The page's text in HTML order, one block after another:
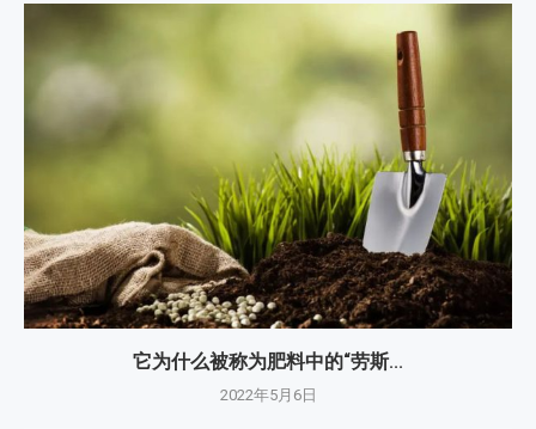
它为什么被称为肥料中的“劳斯...
2022年5月6日